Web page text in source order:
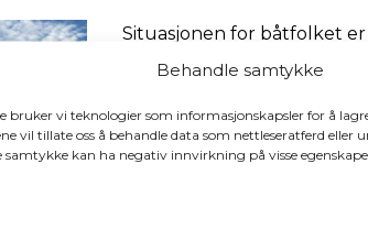
Behandle samtykke
bruker vi teknologier som informasjonskapsler for å
vil tillate oss å behandle data som nettleseratferd eller
kan ha negativ innvirkning på visse
Situasjonen for båtfolket
Oslo Byråd vurderer å
samfunnsutvikling og
støtter opp om sunn